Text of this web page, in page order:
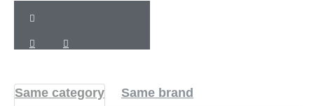
Same category Same brand